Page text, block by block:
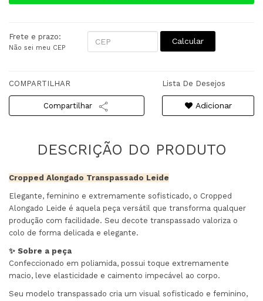
Frete e prazo:
Não sei meu CEP
Calcular
COMPARTILHAR
Compartilhar
Lista De Desejos
Adicionar
Cropped Alongado Transpassado Leide
Elegante, feminino e extremamente sofisticado, o Cropped
Alongado Leide é aquela peça versátil que transforma qualquer
produção com facilidade. Seu decote transpassado valoriza o
colo de forma delicada e elegante.
✨ Sobre a peça
Confeccionado em poliamida, possui toque extremamente
macio, leve elasticidade e caimento impecável ao corpo.
Seu modelo transpassado cria um visual sofisticado e feminino,